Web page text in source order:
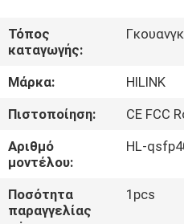
ΜΕ
ΕΜΆΣ
ΕΠΙΣΚΕΨΉ
ΕΡΓΟΣΤΑΣΊΟΥ
ΈΛΕΓΧΟΣ
ΠΟΙΌΤΗΤΑΣ
Τόπος
καταγωγής:
Μάρκα:
HILINK
Πιστοποίηση:
CE FCC
Αριθμό
μοντέλου:
HL-
Ποσότητα
παραγγελίας
1pcs